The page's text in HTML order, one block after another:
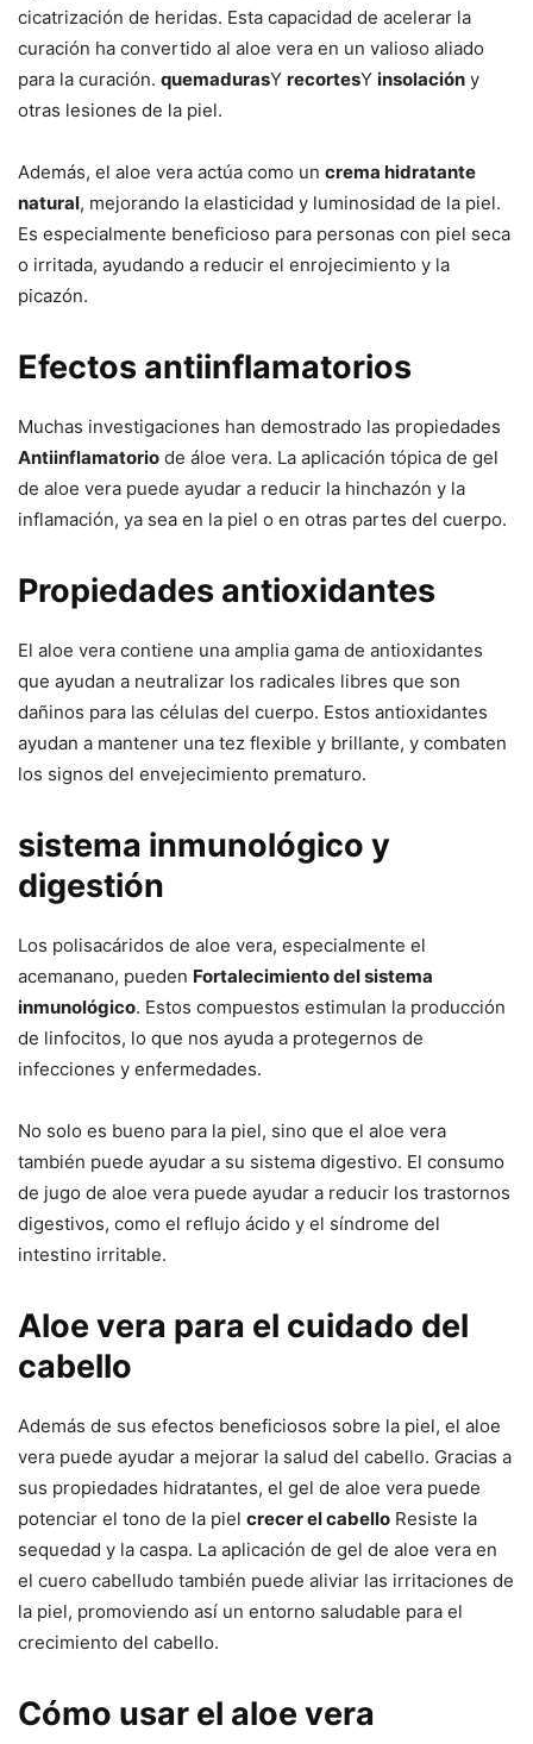
cicatrización de heridas. Esta capacidad de acelerar la
curación ha convertido al aloe vera en un valioso aliado
para la curación. quemadurasY recortesY insolación y
otras lesiones de la piel.
Además, el aloe vera actúa como un crema hidratante
natural, mejorando la elasticidad y luminosidad de la piel.
Es especialmente beneficioso para personas con piel seca
o irritada, ayudando a reducir el enrojecimiento y la
picazón.
Efectos antiinflamatorios
Muchas investigaciones han demostrado las propiedades
Antiinflamatorio de áloe vera. La aplicación tópica de gel
de aloe vera puede ayudar a reducir la hinchazón y la
inflamación, ya sea en la piel o en otras partes del cuerpo.
Propiedades antioxidantes
El aloe vera contiene una amplia gama de antioxidantes
que ayudan a neutralizar los radicales libres que son
dañinos para las células del cuerpo. Estos antioxidantes
ayudan a mantener una tez flexible y brillante, y combaten
los signos del envejecimiento prematuro.
sistema inmunológico y
digestión
Los polisacáridos de aloe vera, especialmente el
acemanano, pueden Fortalecimiento del sistema
inmunológico. Estos compuestos estimulan la producción
de linfocitos, lo que nos ayuda a protegernos de
infecciones y enfermedades.
No solo es bueno para la piel, sino que el aloe vera
también puede ayudar a su sistema digestivo. El consumo
de jugo de aloe vera puede ayudar a reducir los trastornos
digestivos, como el reflujo ácido y el síndrome del
intestino irritable.
Aloe vera para el cuidado del
cabello
Además de sus efectos beneficiosos sobre la piel, el aloe
vera puede ayudar a mejorar la salud del cabello. Gracias a
sus propiedades hidratantes, el gel de aloe vera puede
potenciar el tono de la piel crecer el cabello Resiste la
sequedad y la caspa. La aplicación de gel de aloe vera en
el cuero cabelludo también puede aliviar las irritaciones de
la piel, promoviendo así un entorno saludable para el
crecimiento del cabello.
Cómo usar el aloe vera